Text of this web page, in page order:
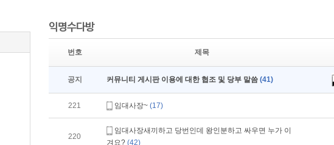
익명수다방
번호 제목
공지 커뮤니티 게시판 이용에 대한 협조 및 당부 말씀 (41)
221 임대사장~ (17)
220
임대사장새끼하고 당번인데 왕인분하고 싸우면 누가 이
겨요? (42)